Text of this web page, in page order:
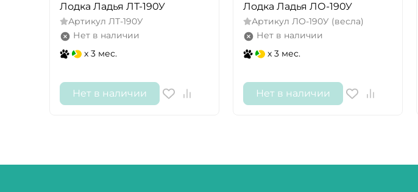
Лодка Ладья ЛТ-190У
Артикул ЛТ-190У
Нет в наличии
x 3 мес.
Нет в наличии
Лодка Ладья ЛО-190У
Артикул ЛО-190У (весла)
Нет в наличии
x 3 мес.
Нет в наличии